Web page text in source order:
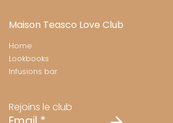
Maison Teasco Love Club
Home
Lookbooks
Infusions bar
Rejoins le club